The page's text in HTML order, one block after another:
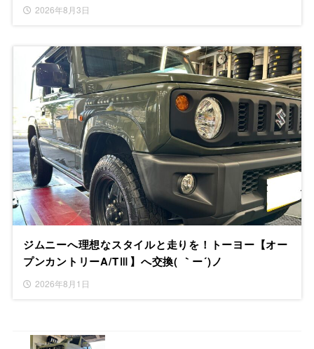
2026年8月3日
ジムニーへ理想なスタイルと走りを！トーヨー【オー
プンカントリーA/TⅢ】へ交換( ｀ー´)ノ
2026年8月1日